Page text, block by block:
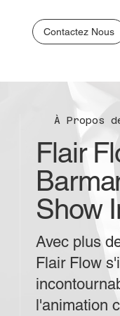
Contactez Nous
À Propos
Flair
Show
Avec plus
Flair Flow
l'animation